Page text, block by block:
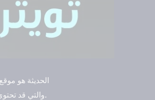
والتي قد تحتوي على صور وفيديوهات وروابط. يمكن للمستخدمين متابعة الأشخاص والمواضيع التي تهمهم والتفاعل معها بالرد أو الإعادة أو الإعجاب.